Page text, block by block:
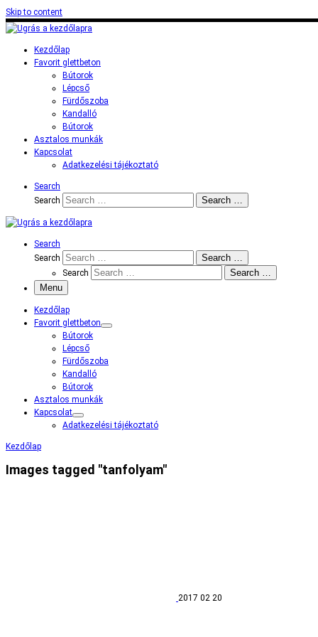
Skip to content
Kezdőlap
Favorit glettbeton
Bútorok
Lépcső
Fürdőszoba
Kandalló
Bútorok
Asztalos munkák
Kapcsolat
Adatkezelési tájékoztató
Search
Search
Search …
Search
Search
Search …
Search
Search …
Menu
Kezdőlap
Favorit glettbeton
Bútorok
Lépcső
Fürdőszoba
Kandalló
Bútorok
Asztalos munkák
Kapcsolat
Adatkezelési tájékoztató
Kezdőlap
Images tagged "tanfolyam"
2017 02 20